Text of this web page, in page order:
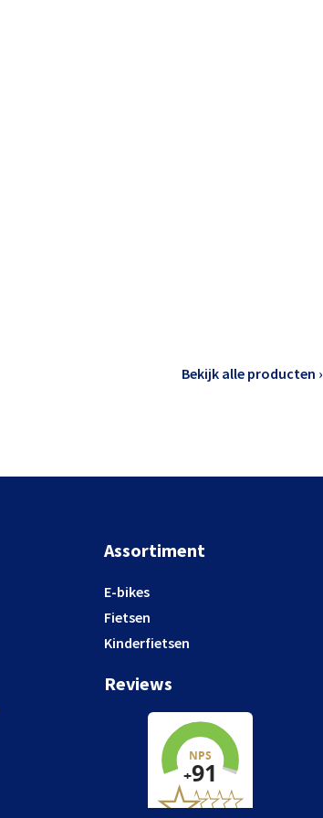
Bekijk alle producten ›
Assortiment
E-bikes
Fietsen
Kinderfietsen
Reviews